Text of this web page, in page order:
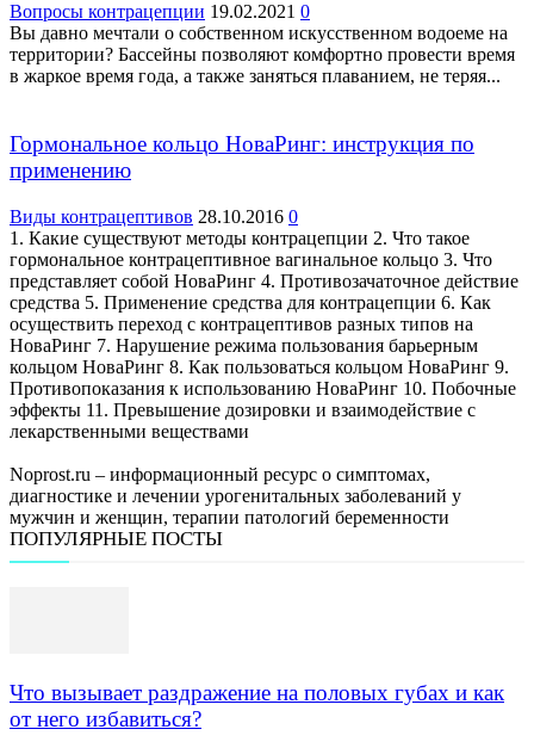
Вопросы контрацепции 19.02.2021 0
Вы давно мечтали о собственном искусственном водоеме на
территории? Бассейны позволяют комфортно провести время
в жаркое время года, а также заняться плаванием, не теряя...
Гормональное кольцо НоваРинг: инструкция по
применению
Виды контрацептивов 28.10.2016 0
1. Какие существуют методы контрацепции 2. Что такое
гормональное контрацептивное вагинальное кольцо 3. Что
представляет собой НоваРинг 4. Противозачаточное действие
средства 5. Применение средства для контрацепции 6. Как
осуществить переход с контрацептивов разных типов на
НоваРинг 7. Нарушение режима пользования барьерным
кольцом НоваРинг 8. Как пользоваться кольцом НоваРинг 9.
Противопоказания к использованию НоваРинг 10. Побочные
эффекты 11. Превышение дозировки и взаимодействие с
лекарственными веществами
Noprost.ru – информационный ресурс о симптомах,
диагностике и лечении урогенитальных заболеваний у
мужчин и женщин, терапии патологий беременности
ПОПУЛЯРНЫЕ ПОСТЫ
Что вызывает раздражение на половых губах и как
от него избавиться?